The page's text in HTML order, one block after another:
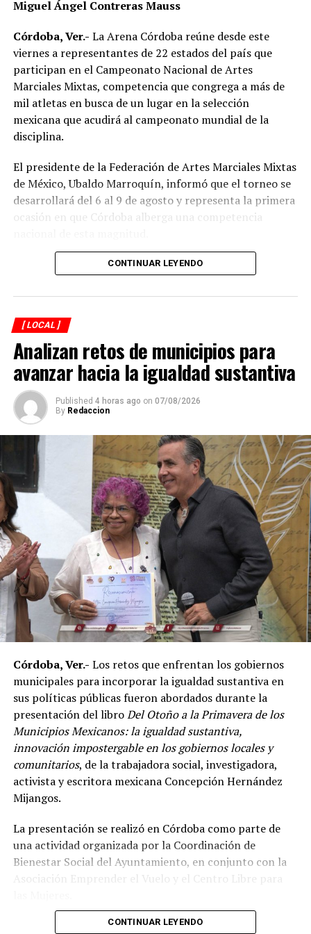
Miguel Ángel Contreras Mauss
Córdoba, Ver.- La Arena Córdoba reúne desde este
viernes a representantes de 22 estados del país que
participan en el Campeonato Nacional de Artes
Marciales Mixtas, competencia que congrega a más de
mil atletas en busca de un lugar en la selección
mexicana que acudirá al campeonato mundial de la
disciplina.
El presidente de la Federación de Artes Marciales Mixtas
de México, Ubaldo Marroquín, informó que el torneo se
desarrollará del 6 al 9 de agosto y representa la primera
ocasión en que Córdoba alberga una competencia
Explicó que de los participantes serán seleccionados
alrededor de 40 atletas que representarán a México en
el campeonato mundial programado para noviembre en
Georgia, por lo que el torneo en Córdoba también
funciona como una de las principales etapas para
conformar al equipo nacional.
Marroquín destacó el desempeño que ha tenido México
en competencias internacionales de artes marciales
mixtas y sostuvo que el país se ha consolidado como una
de las principales potencias del continente americano
en esta disciplina.
De acuerdo con el dirigente deportivo, México ha
conseguido cinco campeonatos panamericanos
consecutivos por equipos, superando a delegaciones
como Estados Unidos y Brasil, considerado uno de los
países con mayor tradición en las artes marciales
mixtas.
Ante los cuestionamientos sobre el nivel de agresividad
de este deporte, señaló que las competencias cuentan
con la edad y experiencia de los participantes.
Indicó que existen divisiones infantiles, juveniles y para
adultos, con reglas específicas para cada categoría, por
dentro de esquemas considerados formativos.
CONTINUAR LEYENDO
[ LOCAL ]
Analizan retos de municipios para
avanzar hacia la igualdad sustantiva
Published 4 horas ago on 07/08/2026
By Redaccion
Córdoba, Ver.- Los retos que enfrentan los gobiernos
municipales para incorporar la igualdad sustantiva en
sus políticas públicas fueron abordados durante la
presentación del libroDel Otoño a la Primavera de los
Municipios Mexicanos: la igualdad sustantiva,
innovación impostergable en los gobiernos locales y
comunitarios, de la trabajadora social, investigadora,
activista y escritora mexicana Concepción Hernández
Mijangos.
La presentación se realizó en Córdoba como parte de
una actividad organizada por la Coordinación de
Bienestar Social del Ayuntamiento, en conjunto con la
Asociación Emprender el Vuelo y el Centro Libre para
El encuentro reunió a autoridades y representantes de
CONTINUAR LEYENDO